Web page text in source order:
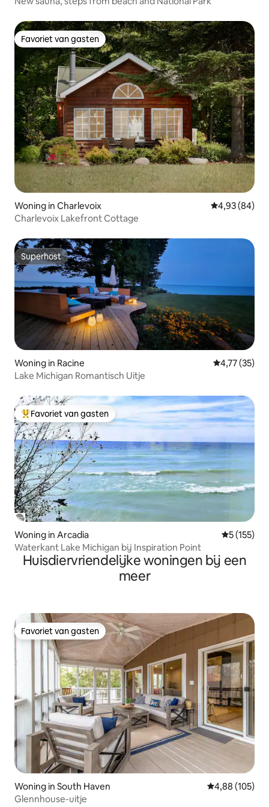
Favoriet van gasten
Favoriet van gasten
Woning in Charlevoix Gemiddelde
4,93 (84)
Charlevoix Lakefront Cottage
Superhost
Superhost
Woning in Racine Gemiddelde
4,77 (35)
Lake Michigan Romantisch Uitje
Topfavoriet van gasten
Favoriet van gasten
Woning in Arcadia
5 (155)
Waterkant Lake Michigan bij Inspiration Point
Huisdiervriendelijke woningen bij een
meer
Favoriet van gasten
Favoriet van gasten
Woning in South Haven Gemiddelde
4,88 (105)
Glennhouse-uitje